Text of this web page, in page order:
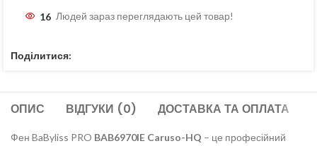
16 Людей зараз переглядають цей товар!
Поділитися:
ОПИС ВІДГУКИ (0) ДОСТАВКА ТА ОПЛАТА
Фен BaByliss PRO BAB6970IE Caruso-HQ – це професійний